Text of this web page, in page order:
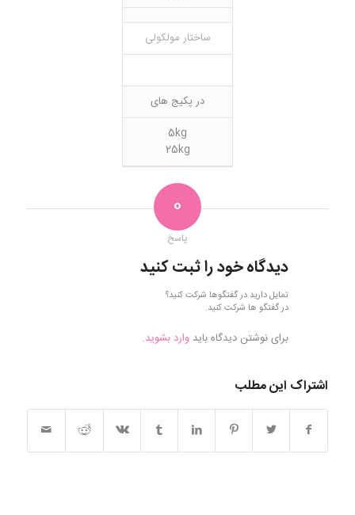
ساختار مولکولی
در پکیج های
5kg
25kg
0
پاسخ
دیدگاه خود را ثبت کنید
تمایل دارید در گفتگوها شرکت کنید؟
در گفتگو ها شرکت کنید.
برای نوشتن دیدگاه باید وارد بشوید.
اشتراک این مطلب